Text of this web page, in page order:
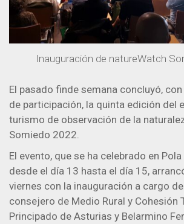
Inauguración de natureWatch
El pasado finde semana concluyó,
de participación, la quinta edición del
turismo de observación de la
Somiedo 2022.
El evento, que se ha celebrado en
desde el día 13 hasta el día 15,
viernes con la inauguración a cargo
consejero de Medio Rural y Cohesión
Principado de Asturias y Belarmino